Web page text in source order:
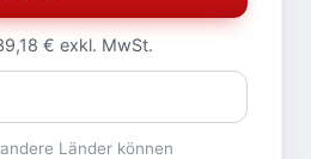
€ exkl. MwSt.
Länder können